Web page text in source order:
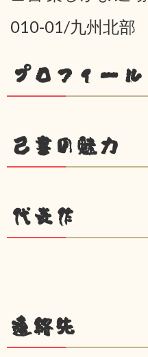
010-01/九州北部
プロフィール
己書の魅力
代表作
連絡先